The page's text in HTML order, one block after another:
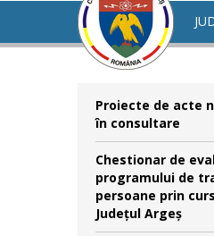
Proiecte de acte
în consultare
Chestionar de
programului de
persoane prin
Județul Argeș